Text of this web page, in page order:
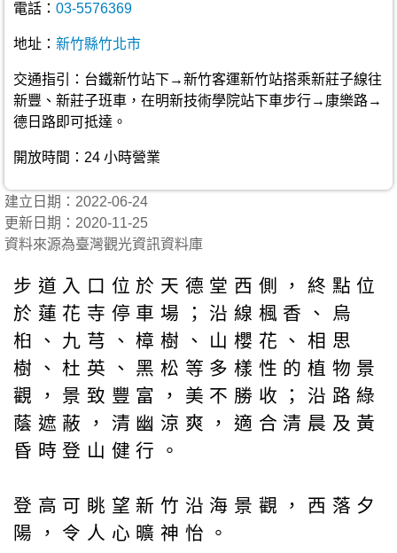
電話： 03-5576369
地址： 新竹縣竹北市
交通指引：台鐵新竹站下→新竹客運新竹站搭乘新莊子線往
新豐、新莊子班車，在明新技術學院站下車步行→康樂路→
德日路即可抵達。
開放時間：24 小時營業
建立日期：2022-06-24
更新日期：2020-11-25
資料來源為臺灣觀光資訊資料庫
步道入口位於天德堂西側，終點位
於蓮花寺停車場；沿線楓香、烏
桕、九芎、樟樹、山櫻花、相思
樹、杜英、黑松等多樣性的植物景
觀，景致豐富，美不勝收；沿路綠
蔭遮蔽，清幽涼爽，適合清晨及黃
昏時登山健行。
登高可眺望新竹沿海景觀，西落夕
陽，令人心曠神怡。